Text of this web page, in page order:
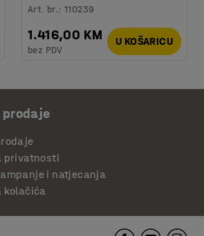
Art. br.:110239
1.416,00 KM
bez PDV
U KOŠARICU
privatnosti
i natjecanja
kolačića